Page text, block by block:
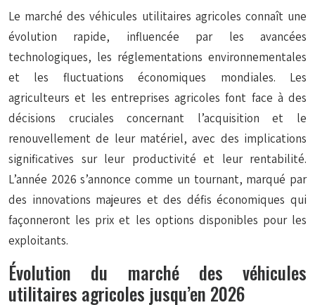
Le marché des véhicules utilitaires agricoles connaît une
évolution rapide, influencée par les avancées
technologiques, les réglementations environnementales
et les fluctuations économiques mondiales. Les
agriculteurs et les entreprises agricoles font face à des
décisions cruciales concernant l’acquisition et le
renouvellement de leur matériel, avec des implications
significatives sur leur productivité et leur rentabilité.
L’année 2026 s’annonce comme un tournant, marqué par
des innovations majeures et des défis économiques qui
façonneront les prix et les options disponibles pour les
exploitants.
Évolution du marché des véhicules
utilitaires agricoles jusqu’en 2026